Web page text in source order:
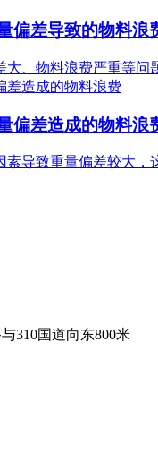
偏差导致的物料浪
、物料浪费严重等
偏差造成的物料浪
导致重量偏差较大
310国道向东800米